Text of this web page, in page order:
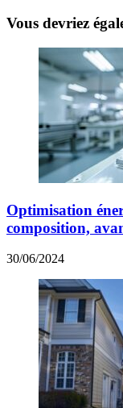
Vous devriez
Optimisation
composition,
30/06/2024